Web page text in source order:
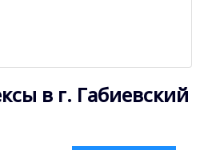
в г. Габиевский